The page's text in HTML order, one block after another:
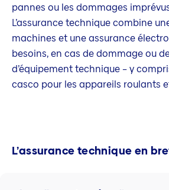
pannes ou les dommages
L’assurance technique combine
machines et une assurance
besoins, en cas de dommage ou
d’équipement technique – y
casco pour les appareils roulants
L’assurance technique en